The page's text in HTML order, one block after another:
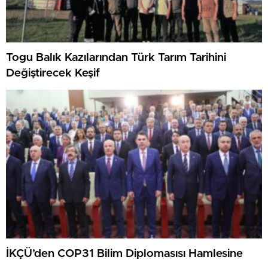
Togu Balık Kazılarından Türk Tarım Tarihini
Değiştirecek Keşif
İKÇÜ’den COP31 Bilim Diplomasısı Hamlesine